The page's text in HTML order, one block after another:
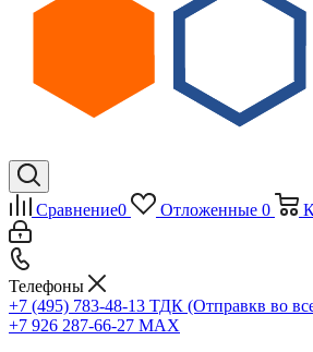
Сравнение0 Отложенные 0
Телефоны
+7 (495) 783-48-13 ТДК (Отправкв во
+7 926 287-66-27 МАХ